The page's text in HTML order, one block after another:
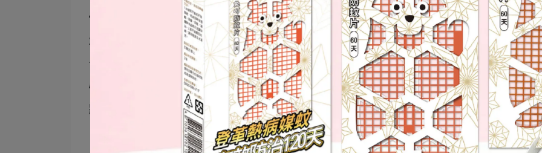
400ppm濃度
2包粒劑搭配1公升的水 (1包粒劑+樂護家500ML噴瓶)
地板、天花板、織品(沙發/衣物)、浴室、桌椅、門把、牆壁、儲藏室、大廳、通道、
庫等
將處理區域清潔乾淨後，以稀釋溶液均勻噴灑、拖洗或擦拭清理表面